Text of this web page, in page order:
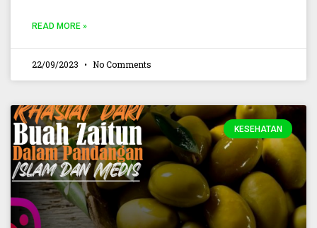
READ MORE »
22/09/2023 No Comments
KESEHATAN